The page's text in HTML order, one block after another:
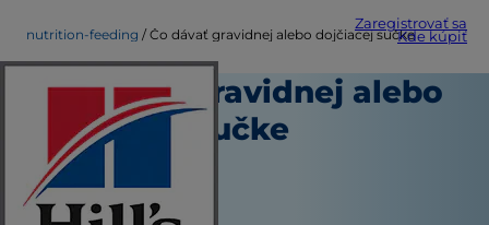
Zaregistrovať sa
Kde kúpiť
nutrition-feeding Čo dávať gravidnej alebo dojčiacej sučke
Čo dávať gravidnej alebo
dojčiacej sučke
Výživa a kŕmenie
Autor
|